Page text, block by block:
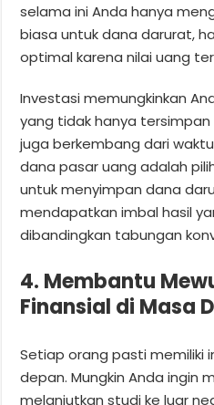
selama ini Anda hanya
biasa untuk dana darurat,
optimal karena nilai uang
Investasi memungkinkan
yang tidak hanya
juga berkembang dari
dana pasar uang adalah
untuk menyimpan dana
mendapatkan imbal hasil
dibandingkan tabungan
4. Membantu
Finansial di Masa
Setiap orang pasti memiliki
depan. Mungkin Anda ingin
melanjutkan studi ke luar